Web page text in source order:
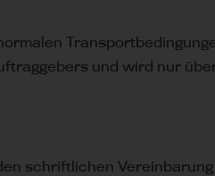
und wird nur
schriftlichen